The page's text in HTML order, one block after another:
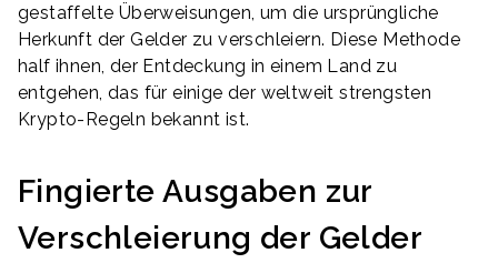
gestaffelte Überweisungen, um die ursprüngliche
Herkunft der Gelder zu verschleiern. Diese Methode
half ihnen, der Entdeckung in einem Land zu
entgehen, das für einige der weltweit strengsten
Krypto-Regeln bekannt ist.
Fingierte Ausgaben zur
Verschleierung der Gelder